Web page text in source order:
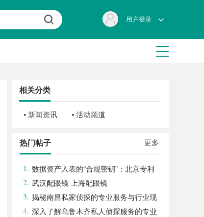
用户登录
相关分类
• 新闻资讯 • 活动频道
更多
热门帖子
1. 数据资产入表的“合规密钥”：北京专利
律师如何为数据知识产权登记扫清障碍
2. 武汉配眼镜 上海配眼镜
3. 揭秘南昌私家侦探的专业服务与行业现
状全面解析
4. 深入了解乌鲁木齐私人侦探服务的专业